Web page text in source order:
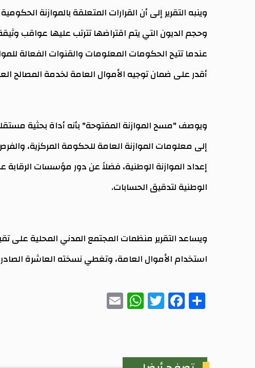
وينبه التقرير إلى أن القرارات المتعلقة بالموازنة
وحجم الديون التي يتم اقتراضها تترتب عليها عواقب
عندما تتيح الحكومات المعلومات والقنوات الفعالة
أقدر على ضمان توجيه الأموال العامة لخدمة المصالح
ويوصف "مسح الموازنة المفتوحة" بأنه أداة بحثية
إلى معلومات الموازنة العامة للحكومة المركزية،
إعداد الموازنة الوطنية، فضلاً عن دور مؤسسات الرقابة
الوطنية لتدقيق الحسابات.
ويساعد التقرير منظمات المجتمع المدني المحلية على
استخدام الأموال العامة، وتغطي نسخته العاشرة الصادرة حديثا 82 دولة
Share
Facebook
Twitter
WhatsApp